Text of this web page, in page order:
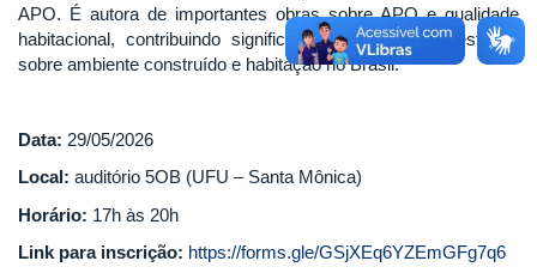
APO. É autora de importantes obras sobre APO e qualidade
habitacional, contribuindo significativamente para os estudos
sobre ambiente construído e habitação no Brasil.
Data: 29/05/2026
Local: auditório 5OB (UFU – Santa Mônica)
Horário: 17h às 20h
Link para inscrição: https://forms.gle/GSjXEq6YZEmGFg7q6